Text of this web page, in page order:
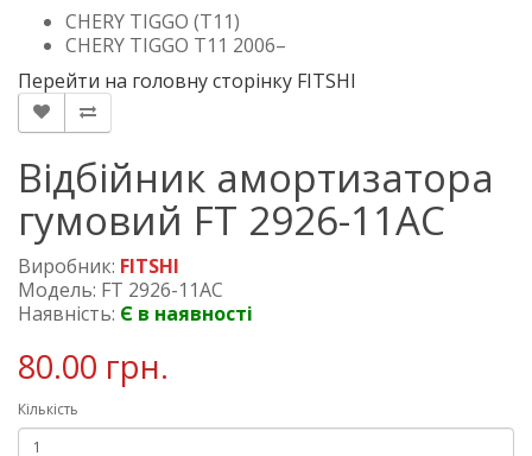
CHERY TIGGO (T11)
CHERY TIGGO T11 2006–
Перейти на головну сторінку FITSHI
Відбійник амортизатора
гумовий FT 2926-11AC
Виробник: FITSHI
Модель: FT 2926-11AC
Наявність: Є в наявності
80.00 грн.
Кількість